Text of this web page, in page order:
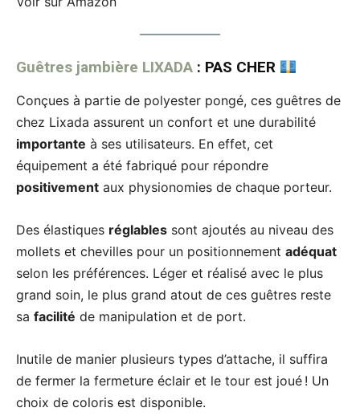
Guêtres jambière LIXADA : PAS CHER
Conçues à partie de polyester pongé, ces guêtres de
chez Lixada assurent un confort et une durabilité
importante à ses utilisateurs. En effet, cet
équipement a été fabriqué pour répondre
positivement aux physionomies de chaque porteur.
Des élastiques réglables sont ajoutés au niveau des
mollets et chevilles pour un positionnement adéquat
selon les préférences. Léger et réalisé avec le plus
grand soin, le plus grand atout de ces guêtres reste
sa facilité de manipulation et de port.
Inutile de manier plusieurs types d’attache, il suffira
de fermer la fermeture éclair et le tour est joué ! Un
choix de coloris est disponible.